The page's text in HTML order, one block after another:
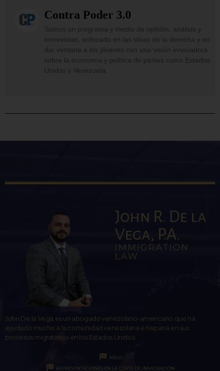
Contra Poder 3.0
Somos un programa y medio de opinión, análisis y
entrevistas, enfocado en las ideas de la derecha y en
dar ventana a los jóvenes con una visión innovadora
sobre la economía y política de países como Estados
Unidos y Venezuela.
John R. De la
Vega, P.A.
IMMIGRATION
LAW
John De la Vega es un abogado venezolano-americano que ha
ayudado mucho a la comunidad venezolana e hispana en sus
procesos migratorios en los Estados Unidos.
ASILO
REPRESENTACIONES EN LA CORTE DE INMIGRACIÓN